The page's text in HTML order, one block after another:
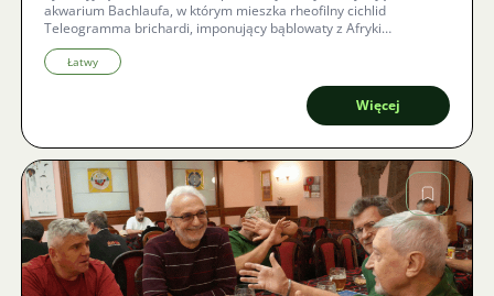
akwarium Bachlaufa, w którym mieszka rheofilny cichlid
Teleogramma brichardi, imponujący bąblowaty z Afryki
Zachodniej. Doświadcz szczegółowego wglądu w ten wyjątkowy
biotop oraz w hodowlę tych niezwykłych ryb.
Łatwy
Więcej
Zdjęcie